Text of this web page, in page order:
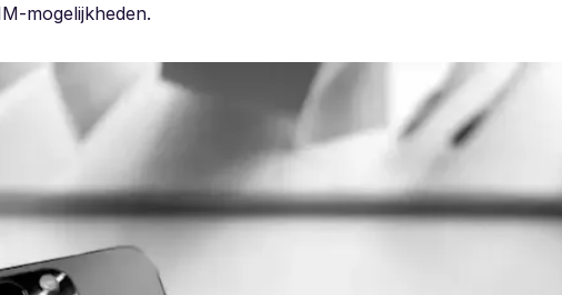
mogelijkheden.